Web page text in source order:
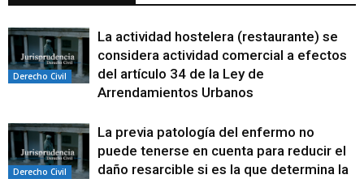
Derecho Civil
La actividad hostelera (restaurante) se
considera actividad comercial a efectos
del artículo 34 de la Ley de
Arrendamientos Urbanos
Derecho Civil
La previa patología del enfermo no
puede tenerse en cuenta para reducir el
daño resarcible si es la que determina la